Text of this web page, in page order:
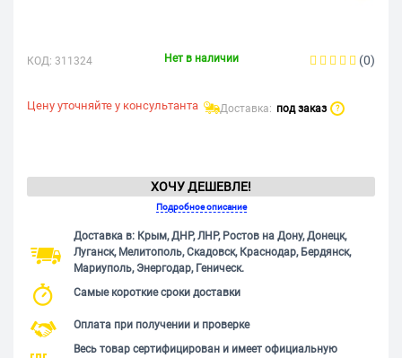
КОД: 311324 Нет в наличии (0)
Цену уточняйте у консультанта Доставка: под заказ ?
ХОЧУ ДЕШЕВЛЕ!
Подробное описание
Доставка в: Крым, ДНР, ЛНР, Ростов на Дону, Донецк,
Луганск, Мелитополь, Скадовск, Краснодар, Бердянск,
Мариуполь, Энергодар, Геническ.
Самые короткие сроки доставки
Оплата при получении и проверке
Весь товар сертифицирован и имеет официальную